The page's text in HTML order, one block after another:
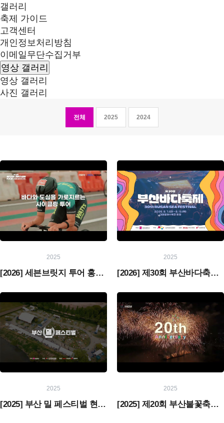
갤러리
축제 가이드
고객센터
개인정보처리방침
이메일무단수집거부
영상 갤러리
영상 갤러리
사진 갤러리
전체 2025 2024
2025
[2026] 세븐브릿지 투어 홍보 영상
2025
[2026] 제30회 부산바다축제 홍보 영상
2025
[2025] 부산 밀 페스티벌 현장스케치
2025
[2025] 제20회 부산불꽃축제 현장스케치